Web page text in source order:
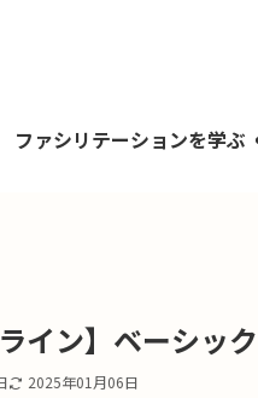
ファシリテーションを学ぶ
ライン】ベーシッ
2025年01月06日